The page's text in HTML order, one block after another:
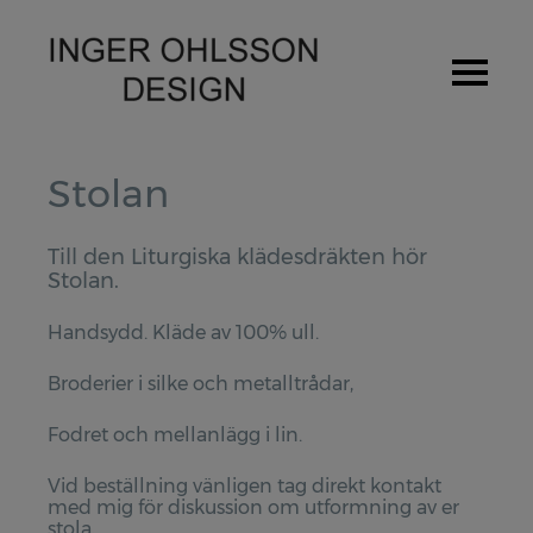
Hem
Stipendium / Priser
Utställningar
Produkter
Spedetröja
Pulsvärmare
Stolan
Till den Liturgiska klädesdräkten hör
Stolan.
Handsydd. Kläde av 100% ull.
Broderier i silke och metalltrådar,
Fodret och mellanlägg i lin.
Vid beställning vänligen tag direkt kontakt
med mig för diskussion om utformning av er